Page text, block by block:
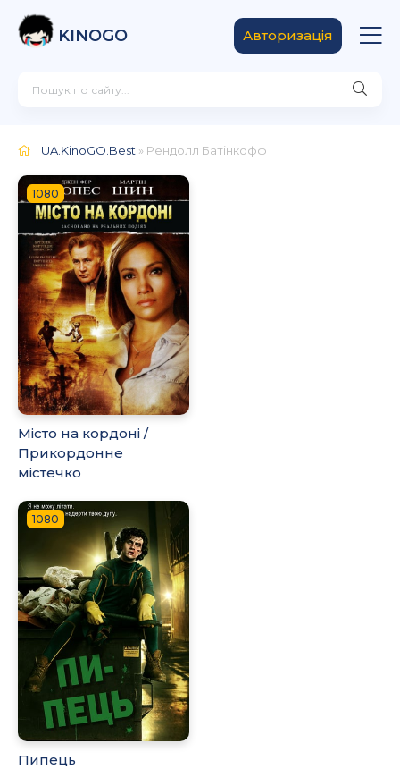
KINOGO Авторизація
UA.KinoGO.Best » Рендолл Батінкофф
1080
Місто на кордоні /
Прикордонне
містечко
1080
Пипець